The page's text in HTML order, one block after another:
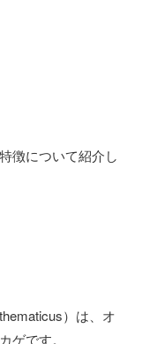
徴について紹介し
）は、オ
ゲです。